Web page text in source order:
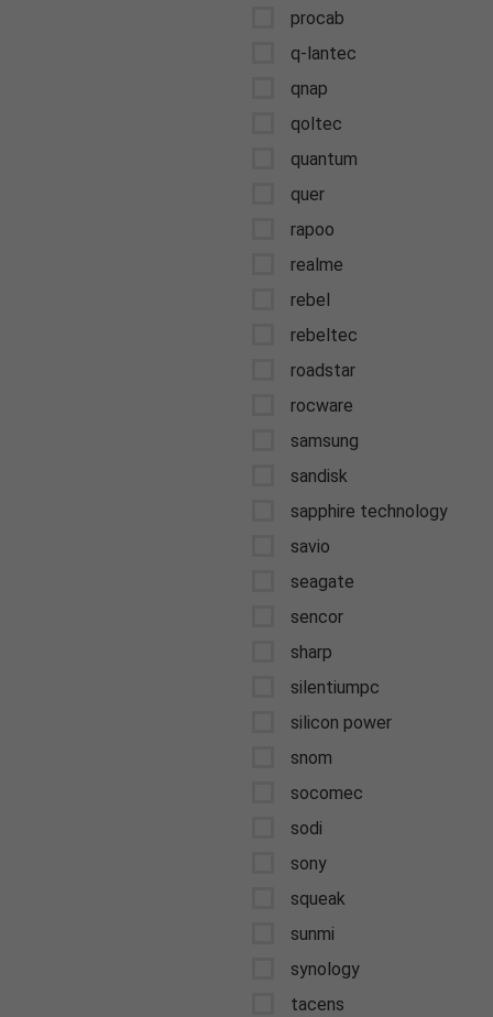
procab
q-lantec
qnap
qoltec
quantum
quer
rapoo
realme
rebel
rebeltec
roadstar
rocware
samsung
sandisk
sapphire technology
savio
seagate
sencor
sharp
silentiumpc
silicon power
snom
socomec
sodi
sony
squeak
sunmi
synology
tacens